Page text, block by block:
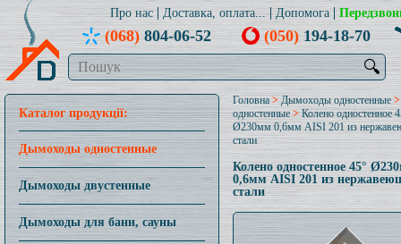
Про нас Доставка, оплата... Допомога
(068)804-06-52 (050)194-18-70
🔍
Каталог продукції:
Дымоходы одностенные
Дымоходы двустенные
Дымоходы для бани, сауны
Головна > Дымоходы одностенные
одностенные >Колено одностенное
Ø230мм 0,6мм AISI 201 из
стали
Колено одностенное 45°
0,6мм AISI 201 из
стали